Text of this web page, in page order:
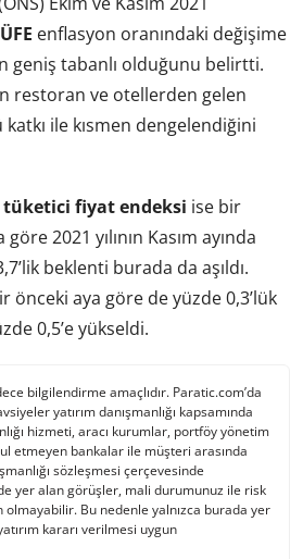
enflasyon oranındaki değişime
geniş tabanlı olduğunu belirtti.
restoran ve otellerden gelen
ile kısmen dengelendiğini
fiyat endeksi ise bir
göre 2021 yılının Kasım ayında
beklenti burada da aşıldı.
önceki aya göre de yüzde 0,3’lük
0,5’e yükseldi.
bilgilendirme amaçlıdır. Paratic.com’da
yatırım danışmanlığı kapsamında
hizmeti, aracı kurumlar, portföy yönetim
etmeyen bankalar ile müşteri arasında
sözleşmesi çerçevesinde
yer alan görüşler, mali durumunuz ile risk
Bu nedenle yalnızca burada yer
kararı verilmesi uygun